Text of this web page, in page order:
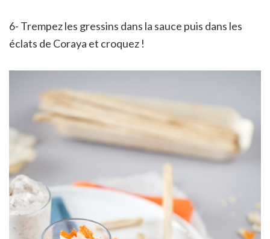
6- Trempez les gressins dans la sauce puis dans les
éclats de Coraya et croquez !